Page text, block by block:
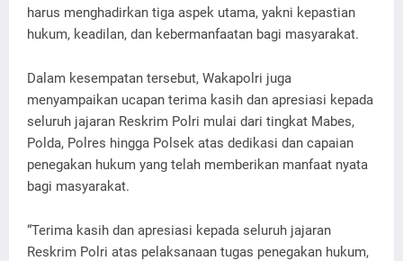
harus menghadirkan tiga aspek utama, yakni kepastian
hukum, keadilan, dan kebermanfaatan bagi masyarakat.
Dalam kesempatan tersebut, Wakapolri juga
menyampaikan ucapan terima kasih dan apresiasi kepada
seluruh jajaran Reskrim Polri mulai dari tingkat Mabes,
Polda, Polres hingga Polsek atas dedikasi dan capaian
penegakan hukum yang telah memberikan manfaat nyata
bagi masyarakat.
“Terima kasih dan apresiasi kepada seluruh jajaran
Reskrim Polri atas pelaksanaan tugas penegakan hukum,